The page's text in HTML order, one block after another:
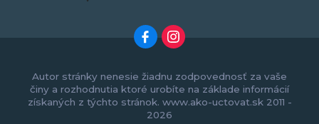
Autor stránky nenesie žiadnu zodpovednosť za vaše
činy a rozhodnutia ktoré urobíte na základe informácií
získaných z týchto stránok. www.ako-uctovat.sk 2011 -
2026